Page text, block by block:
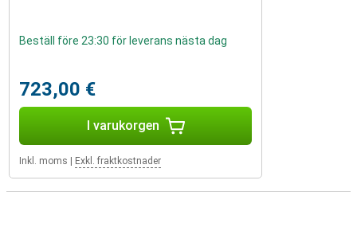
Beställ före 23:30 för leverans nästa dag
723,00 €
I varukorgen
Inkl. moms Exkl. fraktkostnader